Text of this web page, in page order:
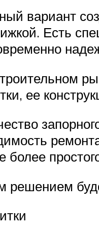
вариант
Есть
ее
более